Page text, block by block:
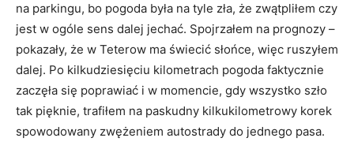
na parkingu, bo pogoda była na tyle zła, że zwątpliłem czy
jest w ogóle sens dalej jechać. Spojrzałem na prognozy –
pokazały, że w Teterow ma świecić słońce, więc ruszyłem
dalej. Po kilkudziesięciu kilometrach pogoda faktycznie
zaczęła się poprawiać i w momencie, gdy wszystko szło
tak pięknie, trafiłem na paskudny kilkukilometrowy korek
spowodowany zwężeniem autostrady do jednego pasa.